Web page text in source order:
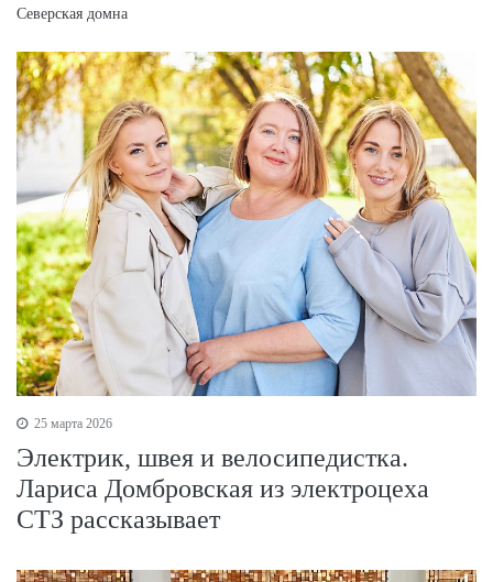
Северская домна
25 марта 2026
Электрик, швея и велосипедистка.
Лариса Домбровская из электроцеха
СТЗ рассказывает